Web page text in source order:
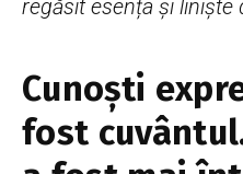
regăsit esența și liniște
Сunoști
fost